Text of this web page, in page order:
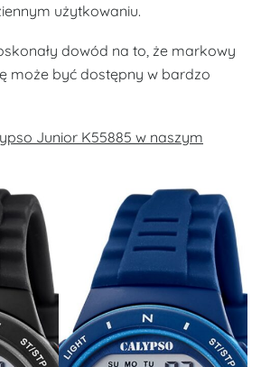
użytkowaniu.
dowód na to, że markowy
może być dostępny w bardzo
Junior K55885 w naszym